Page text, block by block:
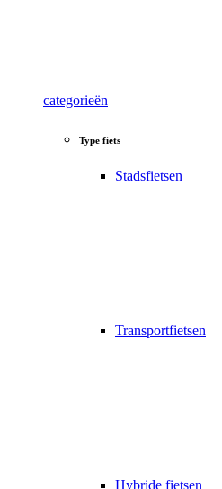
categorieën
Type fiets
Stadsfietsen
Transportfietsen
Hybride fietsen